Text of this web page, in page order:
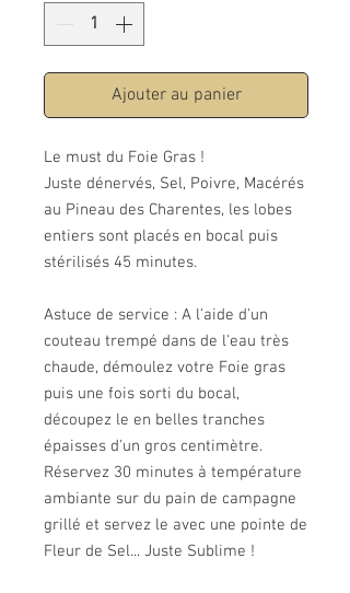
Ajouter au panier
Le must du Foie Gras !
Juste dénervés, Sel, Poivre, Macérés
au Pineau des Charentes, les lobes
entiers sont placés en bocal puis
stérilisés 45 minutes.
Astuce de service : A l'aide d'un
couteau trempé dans de l'eau très
chaude, démoulez votre Foie gras
puis une fois sorti du bocal,
découpez le en belles tranches
épaisses d'un gros centimètre.
Réservez 30 minutes à température
ambiante sur du pain de campagne
grillé et servez le avec une pointe de
Fleur de Sel... Juste Sublime !